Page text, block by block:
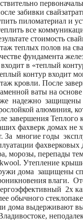
забивки
пиломатериал и
все
стоимость
теплых полов на
фундамента
в «теплый
контур входит
кровли. После
ваты на
надежно защищены
алюминия,
завершения Теплого
фахверк домах не
За многие годы
морозы, перепады
Утепление
дома защищены
влаги.
2х
обычного
дома выдерживают